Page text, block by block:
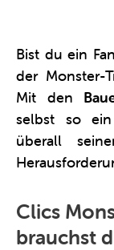
Bist du ein
der Monster-
Mit den
selbst so ein
überall
Clics
brauchst